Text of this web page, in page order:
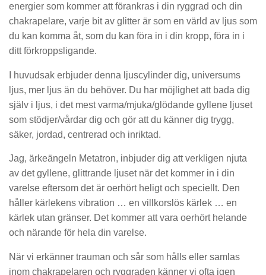
energier som kommer att förankras i din ryggrad och din
chakrapelare, varje bit av glitter är som en värld av ljus som
du kan komma åt, som du kan föra in i din kropp, föra in i
ditt förkroppsligande.
I huvudsak erbjuder denna ljuscylinder dig, universums
ljus, mer ljus än du behöver. Du har möjlighet att bada dig
själv i ljus, i det mest varma/mjuka/glödande gyllene ljuset
som stödjer/vårdar dig och gör att du känner dig trygg,
säker, jordad, centrerad och inriktad.
Jag, ärkeängeln Metatron, inbjuder dig att verkligen njuta
av det gyllene, glittrande ljuset när det kommer in i din
varelse eftersom det är oerhört heligt och speciellt. Den
håller kärlekens vibration … en villkorslös kärlek … en
kärlek utan gränser. Det kommer att vara oerhört helande
och närande för hela din varelse.
När vi erkänner trauman och sår som hålls eller samlas
inom chakrapelaren och ryggraden känner vi ofta igen